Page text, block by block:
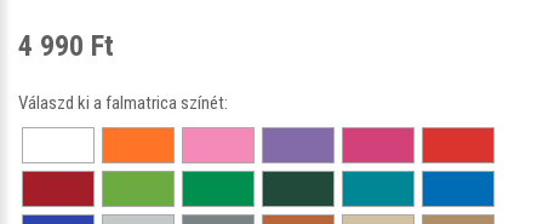
4 990 Ft
Válaszd ki a falmatrica színét: